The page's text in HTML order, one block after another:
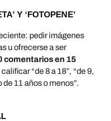
Y ‘FOTOPENE’
pedir imágenes
u ofrecerse a ser
comentarios en 15
“de 8 a 18”, “de 9,
de 11 años o menos”.